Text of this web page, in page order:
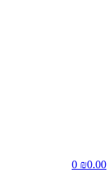
₪0.00
0